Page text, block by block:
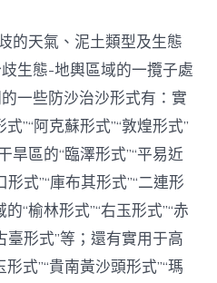
的天氣、泥土類型及生態
生態-地輿區域的一攬子處
一些防沙治沙形式有：實
”“阿克蘇形式”“敦煌形式”
旱區的“臨澤形式”“平易近
形式”“庫布其形式”“二連形
“榆林形式”“右玉形式”“赤
臺形式”等；還有實用于高
式”“貴南黃沙頭形式”“瑪